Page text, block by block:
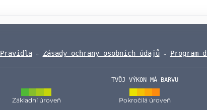
Pravidla Zásady ochrany osobních údajů Program
TVŮJ VÝKON MÁ BARVU
Základní úroveň Pokročilá úroveň